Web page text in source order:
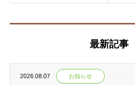
最新記事
2026.08.07 お知らせ